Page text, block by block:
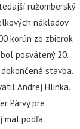
ružomberský
nákladov
korún zo zbierok
posvätený 20.
stavba.
Andrej Hlinka.
Párvy pre
mal podľa